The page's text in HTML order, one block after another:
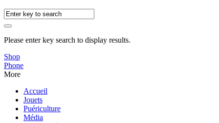
Please enter key search to display results.
Shop
Phone
More
Accueil
Jouets
Puériculture
Média